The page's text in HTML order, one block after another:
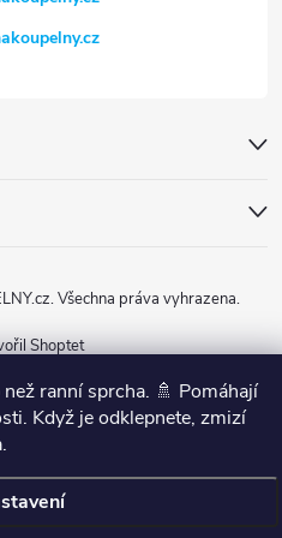
ranní sprcha. 🚿 Pomáhají
Když je odklepnete, zmizí
Shoptet
. Všechna práva vyhrazena.